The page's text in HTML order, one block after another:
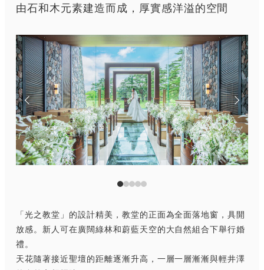
由石和木元素建造而成，厚實感洋溢的空間
「光之教堂」的設計精美，教堂的正面為全面落地窗，具開
放感。新人可在廣闊綠林和蔚藍天空的大自然組合下舉行婚
禮。
天花隨著接近聖壇的距離逐漸升高，一層一層漸漸與輕井澤